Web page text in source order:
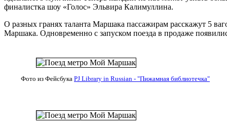
финалистка шоу «Голос» Эльвира Калимуллина.
О разных гранях таланта Маршака пассажирам расскажут 5
Маршака. Одновременно с запуском поезда в продаже
Фото из Фейсбука PJ Library in Russian - "Пижамная библиотечка"